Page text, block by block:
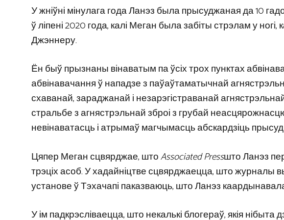
У жніўні мінулага года Ланэз была прысуджаная да 10
ў ліпені 2020 года, калі Меган была забіты стрэлам у
Джэннеру.
Ён быў прызнаны вінаватым па ўсіх трох пунктах
абвінавачання ў нападзе з паўаўтаматычнай
схаванай, зараджанай і незарэгістраванай
стральбе з агнястрэльнай зброі з грубай
невінаватасць і атрымаў магчымасць абскардзіць прысуд
Цяпер Меган сцвярджае, штоAssociated Pressшто Ланэз
трэціх асоб. У хадайніцтве сцвярджаецца, што журналы
установе ў Тэхачапі паказваюць, што Ланэз
У ім падкрэсліваецца, што некалькі блогераў, якія нібыта